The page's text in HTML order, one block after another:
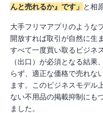
んと売れるか』です」 と相
大手フリマアプリのような
開放すれば取引が自然に生
すべて一度買い取るビジネ
（出口）が必須となる結果
らず、適正な価格で売れな
ます。このビジネスモデル
ない不用品の掲載抑制にも
ました。